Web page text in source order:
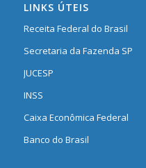
LINKS ÚTEIS
Receita Federal do Brasil
Secretaria da Fazenda SP
JUCESP
INSS
Caixa Econômica Federal
Banco do Brasil